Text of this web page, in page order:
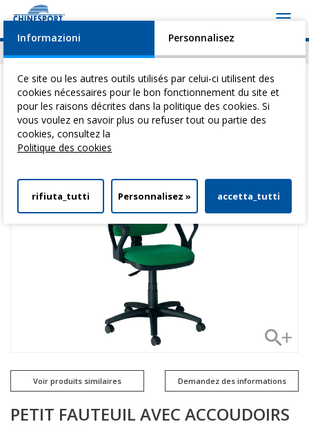
Actualités Evénements Video Download
Vous êtes ici: Home>Tables Pour ThéRapie>Meubles Et Accessoires
Petit Fauteuil Avec Accoudoirs
Voir produits similaires Demandez des informations
PETIT FAUTEUIL AVEC ACCOUDOIRS
Informazioni Personnalisez
Ce site ou les autres outils utilisés par celui-ci utilisent des
cookies nécessaires pour le bon fonctionnement du site et
pour les raisons décrites dans la politique des cookies. Si
vous voulez en savoir plus ou refuser tout ou partie des
cookies, consultez la
Politique des cookies
rifiuta_tutti Personnalisez » accetta_tutti